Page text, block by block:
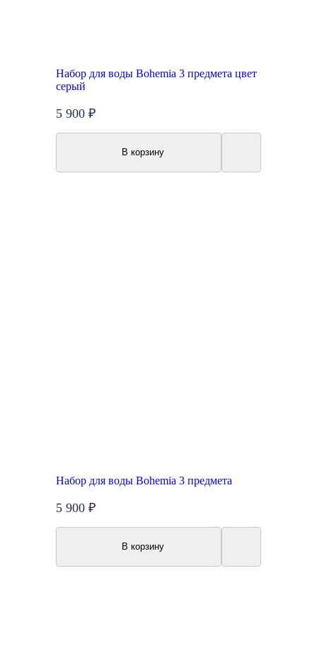
Набор для воды Bohemia 3 предмета цвет
серый
5 900 ₽
В корзину
Набор для воды Bohemia 3 предмета
5 900 ₽
В корзину